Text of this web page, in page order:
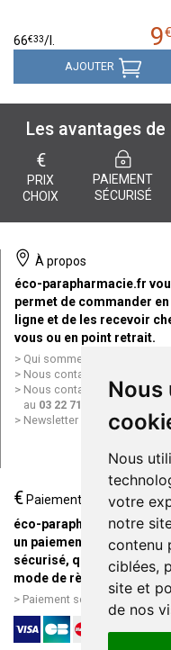
Nous
Nous
votre
notre
contenu
ciblées,
site et
de nos
9€
66€33/
AJOUTER
Les avantages de
€
PRIX
CHOIX
PAIEMENT
SÉCURISÉ
À propos
éco-parapharmacie.fr
permet de commander en
ligne et de les recevoir
vous ou en point retrait.
Qui sommes nous ?
Nous contacter par e-mail
Nous contacter par
au 03 22 71 64 10
Newsletter
€ Paiement
éco-parapharmacie.fr
un paiement entièrement
sécurisé, quel que soit le
mode de règlement
Paiement sécurisé et simple